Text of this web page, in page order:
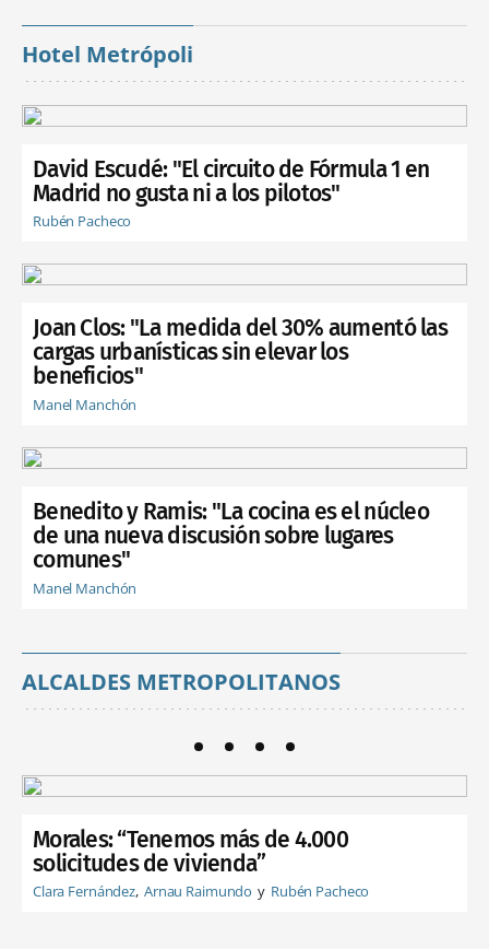
Hotel Metrópoli
David Escudé: "El circuito de Fórmula 1 en
Madrid no gusta ni a los pilotos"
Rubén Pacheco
Joan Clos: "La medida del 30% aumentó las
cargas urbanísticas sin elevar los
beneficios"
Manel Manchón
Benedito y Ramis: "La cocina es el núcleo
de una nueva discusión sobre lugares
comunes"
Manel Manchón
ALCALDES METROPOLITANOS
Morales: “Tenemos más de 4.000
solicitudes de vivienda”
Clara Fernández Arnau Raimundo Rubén Pacheco